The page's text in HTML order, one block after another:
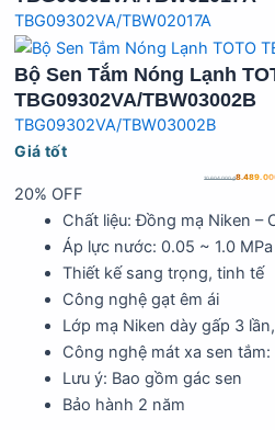
TBG09302VA/TBW02017A
Bộ Sen Tắm Nóng Lạnh
TBG09302VA/TBW03002B
TBG09302VA/TBW03002B
Giá tốt
10.604.000₫
20% OFF
Chất liệu: Đồng mạ Niken –
Áp lực nước: 0.05 ~ 1.0 MPa
Thiết kế sang trọng, tinh tế
Công nghệ gạt êm ái
Lớp mạ Niken dày gấp 3
Công nghệ mát xa sen
Lưu ý: Bao gồm gác sen
Bảo hành 2 năm